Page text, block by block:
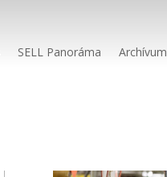
SELL Panoráma Archívum